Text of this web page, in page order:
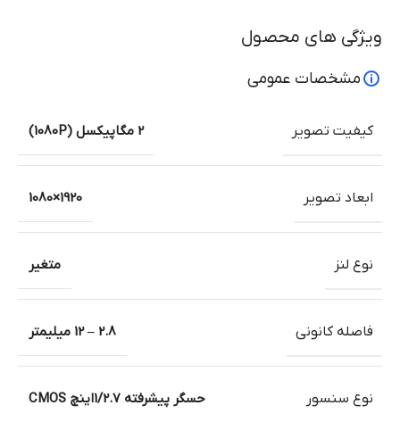
ویژگی های محصول
مشخصات عمومی
کیفیت تصویر 2 مگاپیکسل (1080P)
ابعاد تصویر 1920×1080
نوع لنز متغیر
فاصله کانونی 2.8 – 12 میلیمتر
نوع سنسور حسگر پیشرفته 1/2.7اینچ CMOS